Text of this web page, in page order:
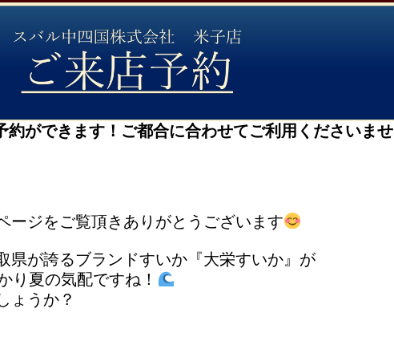
約ができます！ ご都合に合わせてご利用くださいませ
ージをご覧頂きありがとうございます
県が誇るブランドすいか『大栄すいか』 が
り夏の気配ですね！
ょうか？